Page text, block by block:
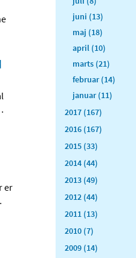
er
juni (13)
maj (18)
april (10)
marts (21)
februar (14)
januar (11)
2017 (167)
2016 (167)
2015 (33)
2014 (44)
2013 (49)
2012 (44)
2011 (13)
2010 (7)
2009 (14)